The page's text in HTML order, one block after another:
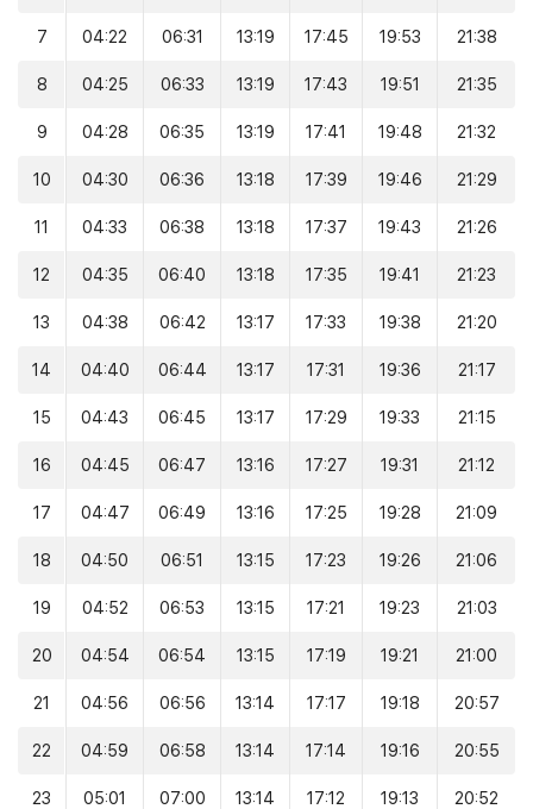
7 04:22 06:31 13:19 17:45 19:53 21:38
8 04:25 06:33 13:19 17:43 19:51 21:35
9 04:28 06:35 13:19 17:41 19:48 21:32
10 04:30 06:36 13:18 17:39 19:46 21:29
11 04:33 06:38 13:18 17:37 19:43 21:26
12 04:35 06:40 13:18 17:35 19:41 21:23
13 04:38 06:42 13:17 17:33 19:38 21:20
14 04:40 06:44 13:17 17:31 19:36 21:17
15 04:43 06:45 13:17 17:29 19:33 21:15
16 04:45 06:47 13:16 17:27 19:31 21:12
17 04:47 06:49 13:16 17:25 19:28 21:09
18 04:50 06:51 13:15 17:23 19:26 21:06
19 04:52 06:53 13:15 17:21 19:23 21:03
20 04:54 06:54 13:15 17:19 19:21 21:00
21 04:56 06:56 13:14 17:17 19:18 20:57
22 04:59 06:58 13:14 17:14 19:16 20:55
23 05:01 07:00 13:14 17:12 19:13 20:52